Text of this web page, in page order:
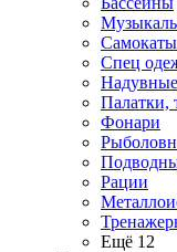
Спец
Палатки,
Фонари
Рации
Ещё 12